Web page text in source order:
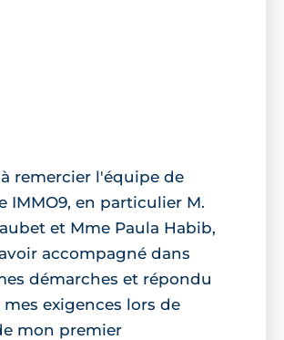
remercier l'équipe de
IMMO9, en particulier M.
et Mme Paula Habib,
accompagné dans
démarches et répondu
exigences lors de
mon premier